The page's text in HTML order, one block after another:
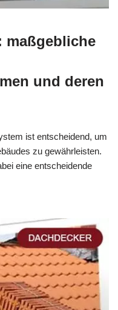
maßgebliche
und deren
ist entscheidend, um
zu gewährleisten.
eine entscheidende